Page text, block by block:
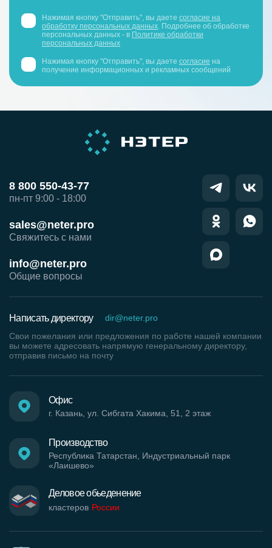
Нажимая кнопку "Отправить", вы даете согласие на
обработку персональных данных . Подробнее об обработке
персональных данных - в Политике обработки
персональных данных
Нажимая кнопку "Отправить", вы даете согласие на
получение информационных и рекламных сообщений
8 800 550-43-77
пн-пт 9:00 - 18:00
sales@neter.pro
Свяжитесь с нами
info@neter.pro
Общие вопросы
Деловое обьеденение
кластеров России
Производство
Республика Татарстан, Индустриальный парк
«Лаишево»
Офис
г. Казань, ул. Сибгата Хакима, 51, 2 этаж
Написать директору
dir@neter.pro
Свои пожелания или предложения по работе нашей компании
вы можете адресовать напрямую генеральному директору,
отправив письмо на почту